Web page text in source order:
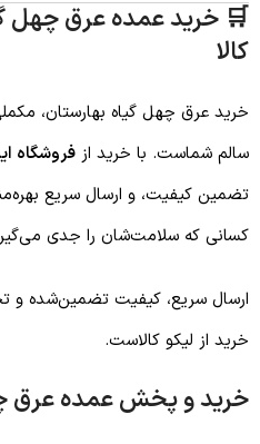
🛒 خرید عمده عرق چهل
کالا
خرید عرق چهل گیاه بهارستان،
سالم شماست. با خرید از فروشگاه
تضمین کیفیت، و ارسال سریع
کسانی که سلامت‌شان را جدی
ارسال سریع، کیفیت تضمین‌شده و
خرید از لیکو کالاست.
خرید و پخش عمده عرق